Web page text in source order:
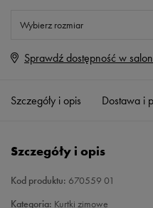
Wybierz rozmiar
Rozmiary EU
164
Sprawdź dostępność w
Szczegóły i opis Dostawa i
Szczegóły i opis
Kod produktu: 670559 01
Kategoria: Kurtki zimowe